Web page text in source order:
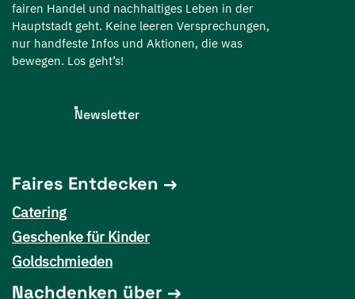
fairen Handel und nachhaltiges Leben in der
Hauptstadt geht. Keine leeren Versprechungen,
nur handfeste Infos und Aktionen, die was
bewegen. Los geht’s!
Newsletter
Faires Entdecken
Catering
Geschenke für Kinder
Goldschmieden
Nachdenken über